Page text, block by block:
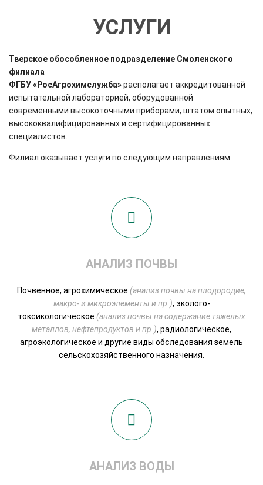
УСЛУГИ
Тверское обособленное подразделение Смоленского
филиала
ФГБУ «РосАгрохимслужба»располагает аккредитованной
испытательной лабораторией, оборудованной
современными высокоточными приборами, штатом опытных,
высококвалифицированных и сертифицированных
специалистов.
Филиал оказывает услуги по следующим направлениям:
АНАЛИЗ ПОЧВЫ
Почвенное, агрохимическое (анализ почвы на плодородие,
макро- и микроэлементы и пр.), эколого-
токсикологическое (анализ почвы на содержание тяжелых
металлов, нефтепродуктов и пр.), радиологическое,
агроэкологическое и другие виды обследования земель
сельскохозяйственного назначения.
АНАЛИЗ ВОДЫ